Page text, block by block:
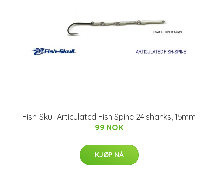
Fish-Skull Articulated Fish Spine 24 shanks, 15mm
99 NOK
KJØP NÅ